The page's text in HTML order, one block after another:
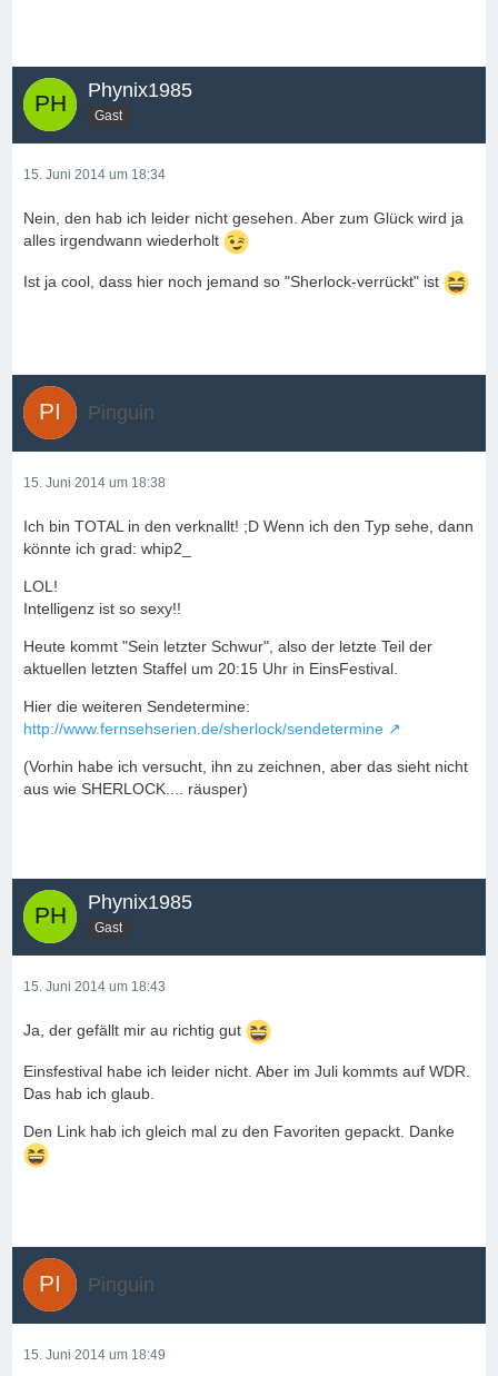
Phynix1985
Gast
15. Juni 2014 um 18:34
Nein, den hab ich leider nicht gesehen. Aber zum Glück wird ja
alles irgendwann wiederholt
Ist ja cool, dass hier noch jemand so "Sherlock-verrückt" ist
Pinguin
15. Juni 2014 um 18:38
Ich bin TOTAL in den verknallt! ;D Wenn ich den Typ sehe, dann
könnte ich grad: whip2_
LOL!
Intelligenz ist so sexy!!
Heute kommt "Sein letzter Schwur", also der letzte Teil der
aktuellen letzten Staffel um 20:15 Uhr in EinsFestival.
Hier die weiteren Sendetermine:
http://www.fernsehserien.de/sherlock/sendetermine
(Vorhin habe ich versucht, ihn zu zeichnen, aber das sieht nicht
aus wie SHERLOCK.... räusper)
Phynix1985
Gast
15. Juni 2014 um 18:43
Ja, der gefällt mir au richtig gut
Einsfestival habe ich leider nicht. Aber im Juli kommts auf WDR.
Das hab ich glaub.
Den Link hab ich gleich mal zu den Favoriten gepackt. Danke
Pinguin
15. Juni 2014 um 18:49